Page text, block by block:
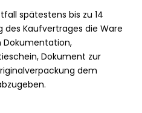
spätestens bis zu 14
des Kaufvertrages die Ware
Dokumentation,
Dokument zur
dem